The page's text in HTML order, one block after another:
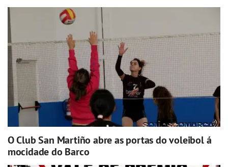
O Club San Martiño abre as portas do voleibol á
mocidade do Barco